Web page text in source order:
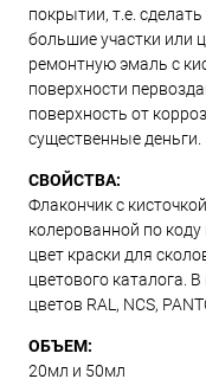
покрытии, т.е.
большие участки или
ремонтную эмаль с
поверхности
поверхность от
существенные деньги.
СВОЙСТВА:
Флакончик с
колерованной по коду
цвет краски для
цветового каталога.
цветов RAL, NCS,
ОБЪЕМ:
20мл и 50мл